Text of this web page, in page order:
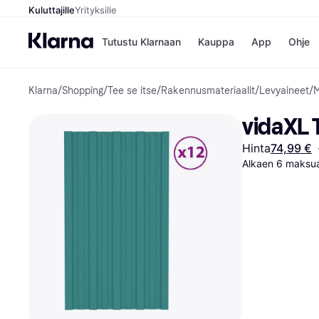
KuluttajilleYrityksille
Tutustu Klarnaan Kauppa
Kaupat
Gigantti
H&M
Peten
Wolt
App Ohje
Klarna/Shopping/Tee se itse/Rakennusmateriaalit/Levyaineet/
vidaXL
Hinta74,99 € ·
Alkaen 6